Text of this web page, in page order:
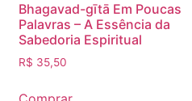
Bhagavad-gītā Em Poucas
Palavras – A Essência da
Sabedoria Espiritual
R$ 35,50